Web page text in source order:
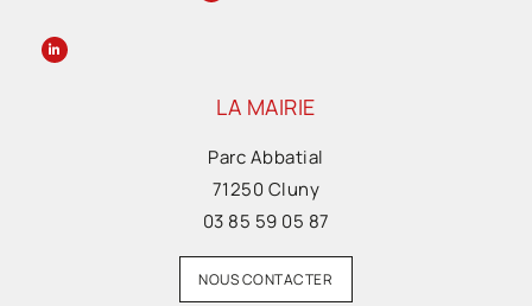
LA MAIRIE
Parc Abbatial
71250 Cluny
03 85 59 05 87
NOUS CONTACTER